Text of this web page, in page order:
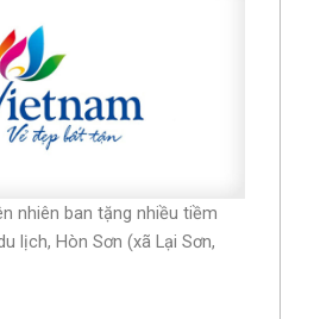
nhiên ban tặng nhiều tiềm
lịch, Hòn Sơn (xã Lại Sơn,